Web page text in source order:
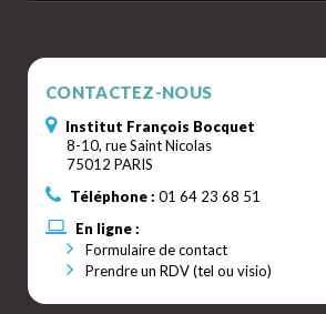
CONTACTEZ-NOUS
Institut François Bocquet
8-10, rue Saint Nicolas
75012 PARIS
Téléphone : 01 64 23 68 51
En ligne :
Formulaire de contact
Prendre un RDV (tel ou visio)